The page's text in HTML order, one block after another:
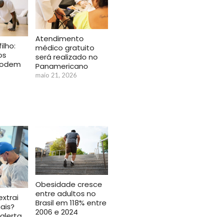
Atendimento
médico gratuito
será realizado no
Panamericano
maio 21, 2026
Obesidade cresce
entre adultos no
Brasil em 118% entre
2006 e 2024